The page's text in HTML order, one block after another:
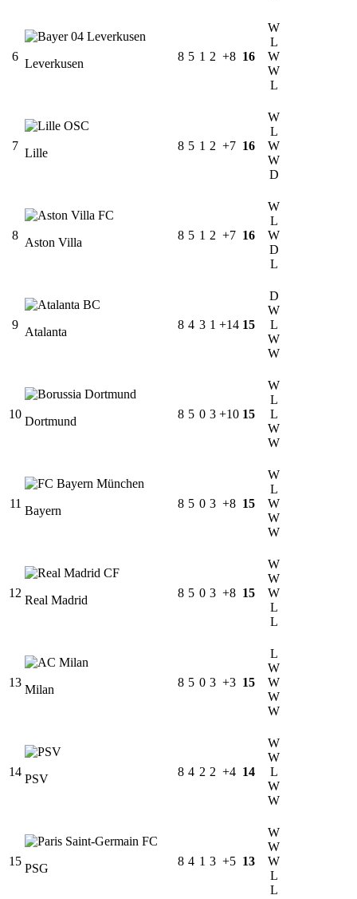
6
Leverkusen
8 5 1 2 +8 16
W
L
W
W
L
7
Lille
8 5 1 2 +7 16
W
L
W
W
D
8
Aston Villa
8 5 1 2 +7 16
W
L
W
D
L
9
Atalanta
8 4 3 1 +14 15
D
W
L
W
W
10
Dortmund
8 5 0 3 +10 15
W
L
L
W
W
11
Bayern
8 5 0 3 +8 15
W
L
W
W
W
12
Real Madrid
8 5 0 3 +8 15
W
W
W
L
L
13
Milan
8 5 0 3 +3 15
L
W
W
W
W
14
PSV
8 4 2 2 +4 14
W
W
L
W
W
15
PSG
8 4 1 3 +5 13
W
W
W
L
L